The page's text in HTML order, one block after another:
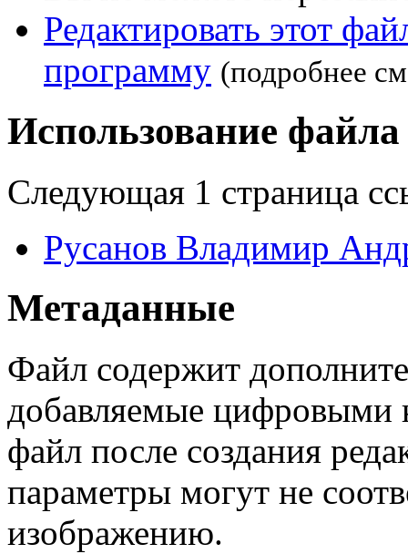
Редактировать этот
программу (подробнее
Использование файла
Следующая 1 страница
Русанов Владимир
Метаданные
Файл содержит
добавляемые цифровыми
файл после создания
параметры могут не
изображению.